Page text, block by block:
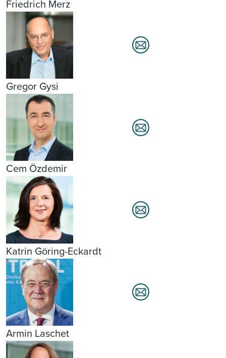
Friedrich Merz
Gregor Gysi
Cem Özdemir
Katrin Göring-Eckardt
Armin Laschet